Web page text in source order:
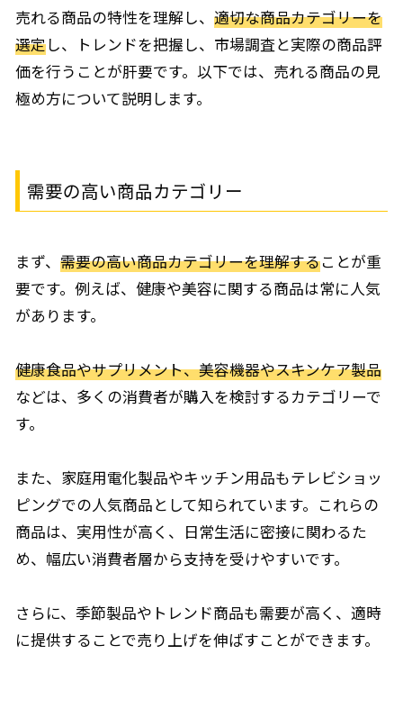
売れる商品の特性を理解し、 適切な商品カテゴリーを
選定し、トレンドを把握し、市場調査と実際の商品評
価を行うことが肝要です。以下では、売れる商品の見
極め方について説明します。
需要の高い商品カテゴリー
まず、 需要の高い商品カテゴリーを理解することが重
要です。例えば、健康や美容に関する商品は常に人気
があります。
健康食品やサプリメント、美容機器やスキンケア製品
などは、多くの消費者が購入を検討するカテゴリーで
す。
また、家庭用電化製品やキッチン用品もテレビショッ
ピングでの人気商品として知られています。これらの
商品は、実用性が高く、日常生活に密接に関わるた
め、幅広い消費者層から支持を受けやすいです。
さらに、季節製品やトレンド商品も需要が高く、適時
に提供することで売り上げを伸ばすことができます。